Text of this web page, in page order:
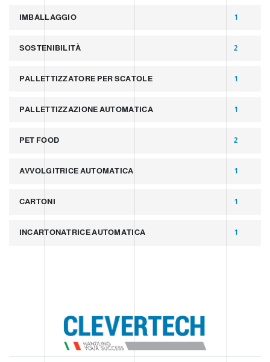
IMBALLAGGIO 1
SOSTENIBILITÀ 2
PALLETTIZZATORE PER SCATOLE 1
PALLETTIZZAZIONE AUTOMATICA 1
PET FOOD 2
AVVOLGITRICE AUTOMATICA 1
CARTONI 1
INCARTONATRICE AUTOMATICA 1